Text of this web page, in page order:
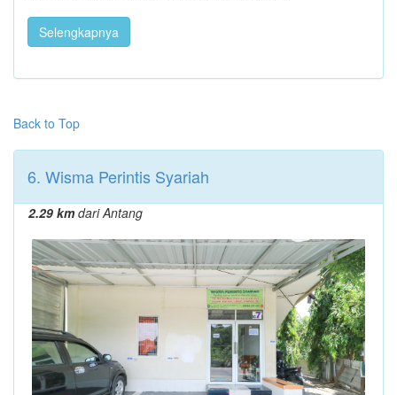
Selengkapnya
Back to Top
6. Wisma Perintis Syariah
2.29 kmdari Antang